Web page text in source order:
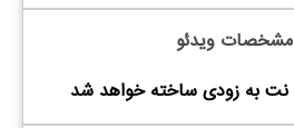
مشخصات ویدئو
نت به زودی ساخته خواهد شد